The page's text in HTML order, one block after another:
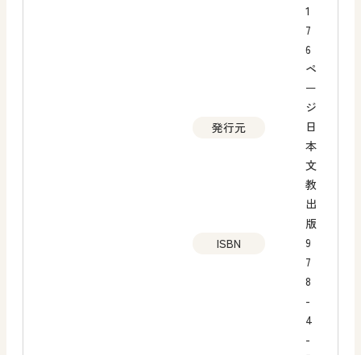
1
7
6
ペ
ー
ジ
発行元
日
本
文
教
出
版
ISBN
9
7
8
-
4
-